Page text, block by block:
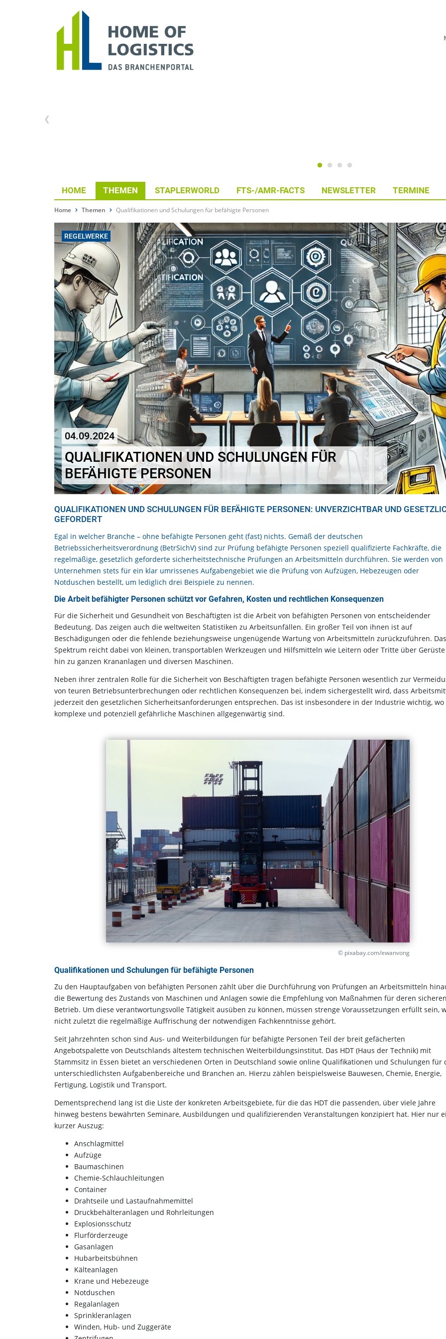
HOME THEMEN STAPLERWORLD FTS-/AMR-FACTS NEWSLETTER TERMINE
Home Themen Qualifikationen und Schulungen für befähigte Personen
REGELWERKE
04.09.2024
QUALIFIKATIONEN UND SCHULUNGEN FÜR
BEFÄHIGTE PERSONEN
QUALIFIKATIONEN UND SCHULUNGEN FÜR BEFÄHIGTE PERSONEN: UNVERZICHTBAR UND
GEFORDERT
Egal in welcher Branche – ohne befähigte Personen geht (fast) nichts. Gemäß der deutschen
Betriebssicherheitsverordnung (BetrSichV) sind zur Prüfung befähigte Personen speziell qualifizierte Fachkräfte, die
regelmäßige, gesetzlich geforderte sicherheitstechnische Prüfungen an Arbeitsmitteln durchführen. Sie werden von
Unternehmen stets für ein klar umrissenes Aufgabengebiet wie die Prüfung von Aufzügen, Hebezeugen oder
Notduschen bestellt, um lediglich drei Beispiele zu nennen.
Die Arbeit befähigter Personen schützt vor Gefahren, Kosten und rechtlichen Konsequenzen
Für die Sicherheit und Gesundheit von Beschäftigten ist die Arbeit von befähigten Personen von entscheidender
Bedeutung. Das zeigen auch die weltweiten Statistiken zu Arbeitsunfällen. Ein großer Teil von ihnen ist auf
Beschädigungen oder die fehlende beziehungsweise ungenügende Wartung von Arbeitsmitteln zurückzuführen. Das
Spektrum reicht dabei von kleinen, transportablen Werkzeugen und Hilfsmitteln wie Leitern oder Tritte über
hin zu ganzen Krananlagen und diversen Maschinen.
Neben ihrer zentralen Rolle für die Sicherheit von Beschäftigten tragen befähigte Personen wesentlich zur
von teuren Betriebsunterbrechungen oder rechtlichen Konsequenzen bei, indem sichergestellt wird, dass
jederzeit den gesetzlichen Sicherheitsanforderungen entsprechen. Das ist insbesondere in der Industrie wichtig, wo
komplexe und potenziell gefährliche Maschinen allgegenwärtig sind.
© pixabay.com/ewanvong
Qualifikationen und Schulungen für befähigte Personen
Zu den Hauptaufgaben von befähigten Personen zählt über die Durchführung von Prüfungen an Arbeitsmitteln
die Bewertung des Zustands von Maschinen und Anlagen sowie die Empfehlung von Maßnahmen für deren sicheren
Betrieb. Um diese verantwortungsvolle Tätigkeit ausüben zu können, müssen strenge Voraussetzungen erfüllt sein,
nicht zuletzt die regelmäßige Auffrischung der notwendigen Fachkenntnisse gehört.
Seit Jahrzehnten schon sind Aus- und Weiterbildungen für befähigte Personen Teil der breit gefächerten
Angebotspalette von Deutschlands ältestem technischen Weiterbildungsinstitut. Das HDT (Haus der Technik) mit
Stammsitz in Essen bietet an verschiedenen Orten in Deutschland sowie online Qualifikationen und Schulungen für
unterschiedlichsten Aufgabenbereiche und Branchen an. Hierzu zählen beispielsweise Bauwesen, Chemie, Energie,
Fertigung, Logistik und Transport.
Dementsprechend lang ist die Liste der konkreten Arbeitsgebiete, für die das HDT die passenden, über viele Jahre
hinweg bestens bewährten Seminare, Ausbildungen und qualifizierenden Veranstaltungen konzipiert hat. Hier nur
kurzer Auszug:
Anschlagmittel
Aufzüge
Baumaschinen
Chemie-Schlauchleitungen
Container
Drahtseile und Lastaufnahmemittel
Druckbehälteranlagen und Rohrleitungen
Explosionsschutz
Flurförderzeuge
Gasanlagen
Hubarbeitsbühnen
Kälteanlagen
Krane und Hebezeuge
Notduschen
Regalanlagen
Sprinkleranlagen
Winden, Hub- und Zuggeräte